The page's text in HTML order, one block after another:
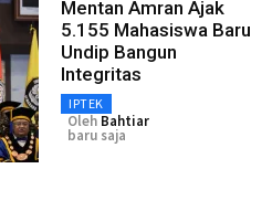
Mentan Amran Ajak
5.155 Mahasiswa Baru
Undip Bangun
Integritas
IPTEK
Oleh Bahtiar
baru saja